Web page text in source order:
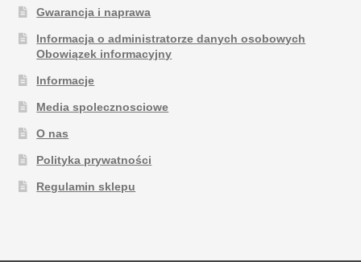
Gwarancja i naprawa
Informacja o administratorze danych osobowych
Obowiązek informacyjny
Informacje
Media spolecznosciowe
O nas
Polityka prywatności
Regulamin sklepu